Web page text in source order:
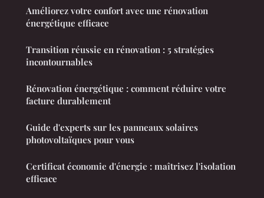
Améliorez votre confort avec une rénovation
énergétique efficace
Transition réussie en rénovation : 5 stratégies
incontournables
Rénovation énergétique : comment réduire votre
facture durablement
Guide d'experts sur les panneaux solaires
photovoltaïques pour vous
Certificat économie d'énergie : maîtrisez l'isolation
efficace